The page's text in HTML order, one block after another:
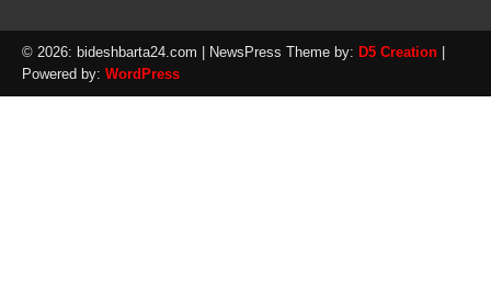
© 2026: bideshbarta24.com | NewsPress Theme by: D5 Creation
Powered by: WordPress